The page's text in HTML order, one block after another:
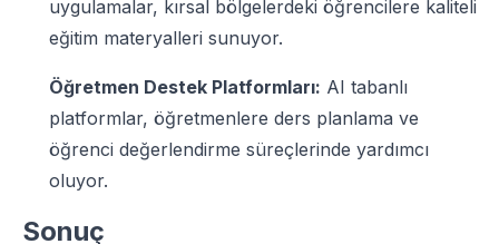
uygulamalar, kırsal bölgelerdeki öğrencilere kaliteli
eğitim materyalleri sunuyor.
Öğretmen Destek Platformları: AI tabanlı
platformlar, öğretmenlere ders planlama ve
öğrenci değerlendirme süreçlerinde yardımcı
oluyor.
Sonuç